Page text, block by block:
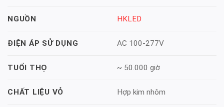
NGUỒN HKLED
ĐIỆN ÁP SỬ DỤNG AC 100-277V
TUỔI THỌ ~ 50.000 giờ
CHẤT LIỆU VỎ Hợp kim nhôm